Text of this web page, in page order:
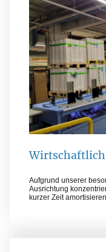
Wirtschaftlich
Aufgrund unserer
Ausrichtung
kurzer Zeit